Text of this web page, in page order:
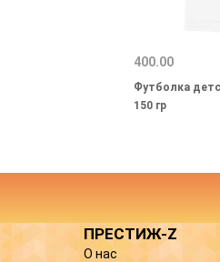
400.00
Футболка
150 гр
ПРЕСТИЖ-Z
О нас